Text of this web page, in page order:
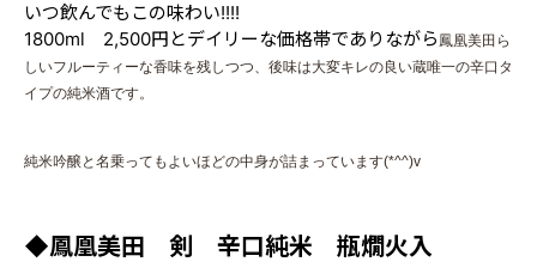
いつ飲んでもこの味わい!!!!
1800ml 2,500円とデイリーな価格帯でありながら 鳳凰美田ら
しいフルーティーな香味を残しつつ、後味は大変キレの良い蔵唯一の辛口タ
イプの純米酒です。
純米吟醸と名乗ってもよいほどの中身が詰まっています(*^^)v
◆鳳凰美田 剣 辛口純米 瓶燗火入